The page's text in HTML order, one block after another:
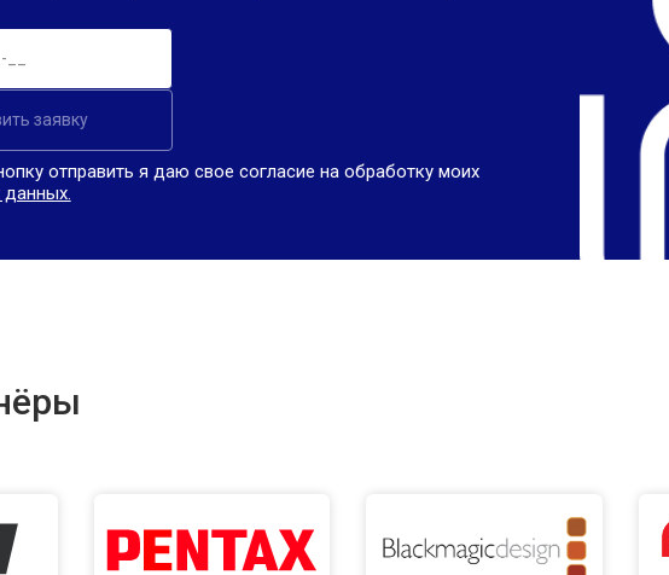
заявку
отправить я даю свое согласие на обработку моих